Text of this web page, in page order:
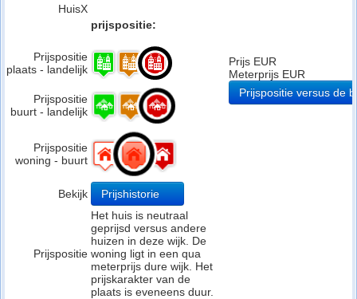
HuisX
prijspositie:
Prijspositie
plaats - landelijk
Prijspositie
buurt - landelijk
Prijspositie
woning - buurt
Bekijk Prijshistorie
Prijspositie
Het huis is neutraal
geprijsd versus andere
huizen in deze wijk. De
woning ligt in een qua
meterprijs dure wijk. Het
prijskarakter van de
plaats is eveneens duur.
Prijs EUR
Meterprijs EUR
Prijspositie versus de